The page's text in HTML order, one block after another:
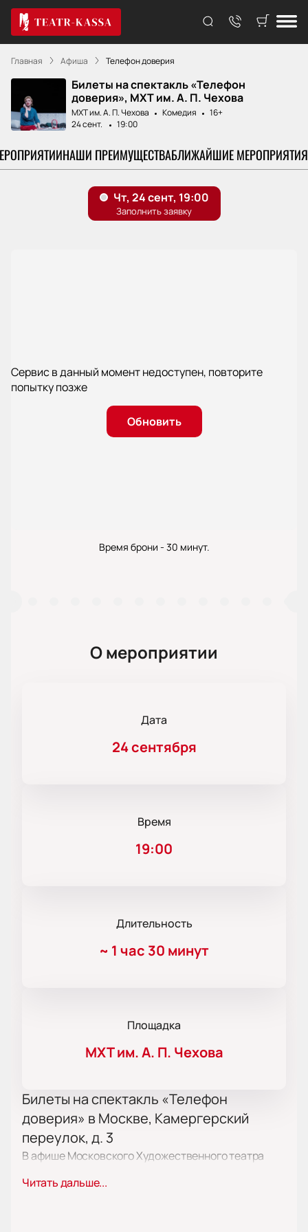
Главная Афиша Телефон доверия
Билеты на спектакль «Телефон
доверия», МХТ им. А. П. Чехова
МХТ им. А. П. Чехова Комедия
16+
24 сент.
19:00
НАШИ ПРЕИМУЩЕСТВАБЛИЖАЙШИЕ МЕРОПРИЯТИЯ
Сервис в данный момент недоступен, повторите
попытку позже
Обновить
Время брони - 30 минут.
О мероприятии
Дата
24 сентября
Время
19:00
Длительность
~ 1 час 30 минут
Площадка
МХТ им. А. П. Чехова
Билеты на спектакль «Телефон
доверия» в Москве, Камергерский
переулок, д. 3
В афише Московского Художественного театра
доверия». Это постановка о работе службы
Читать дальше...